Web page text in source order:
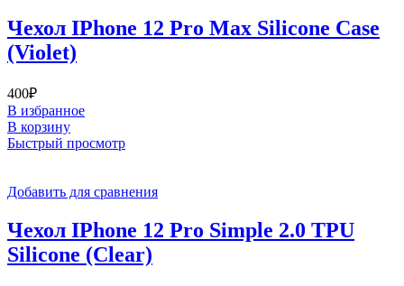
Чехол IPhone 12 Pro Max Silicone Case
(Violet)
400₽
В избранное
В корзину
Быстрый просмотр
Добавить для сравнения
Чехол IPhone 12 Pro Simple 2.0 TPU
Silicone (Clear)